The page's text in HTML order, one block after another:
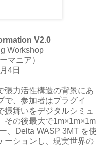
V2.0
Workshop
マニア）
4日
張力活性構造の背景にあ
で、参加者はプラグイ
振舞いをデジタルシミュ
その後最大で1m×1m×1m
、Delta WASP 3MT を使
ーションし、現実世界の